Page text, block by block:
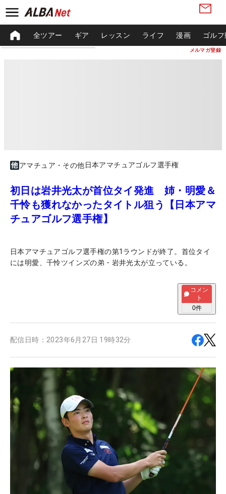
メルマガ登録
全ツアー ギア レッスン ライフ 漫画 ゴル
アマチュア・その他日本アマチュアゴルフ選手権
初日は岩井光太が首位タイ発進 姉・明愛＆
千怜も獲れなかったタイトル狙う【日本アマ
チュアゴルフ選手権】
日本アマチュアゴルフ選手権の第1ラウンドが終了。首位タイ
には明愛、千怜ツインズの弟・岩井光太が立っている。
コメン
ト
0件
配信日時： 2023年6月27日 19時32分